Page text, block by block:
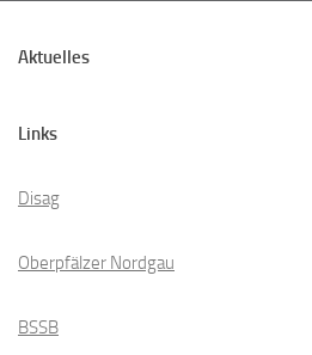
Aktuelles
Links
Disag
Oberpfälzer Nordgau
BSSB